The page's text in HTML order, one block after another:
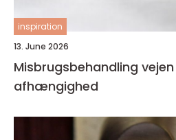
inspiration
13. June 2026
Misbrugsbehandling vejen til et liv uden
afhængighed